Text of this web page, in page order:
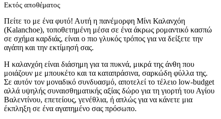
Εκτός αποθέματος
Πείτε το με ένα φυτό! Αυτή η πανέμορφη Μίνι Καλανχόη
(Kalanchoe), τοποθετημένη μέσα σε ένα άκρως ρομαντικό κασπώ
σε σχήμα καρδιάς, είναι ο πιο γλυκός τρόπος για να δείξετε την
αγάπη και την εκτίμησή σας.
Η καλανχόη είναι διάσημη για τα πυκνά, μικρά της άνθη που
μοιάζουν με μπουκέτο και τα καταπράσινα, σαρκώδη φύλλα της.
Σε αυτόν τον μοναδικό συνδυασμό, αποτελεί το τέλειο low-budget
αλλά υψηλής συναισθηματικής αξίας δώρο για τη γιορτή του Αγίου
Βαλεντίνου, επετείους, γενέθλια, ή απλώς για να κάνετε μια
έκπληξη σε ένα αγαπημένο σας πρόσωπο.